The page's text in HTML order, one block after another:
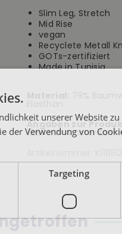
Slim Leg, Stretch
Mid Rise
vegan
Recyclete Metall
GOTs-zertifiziert
Made in Tunisia
79%
Angaben zur
1087 HW
unserer Website
der Verwendung von
Targeting